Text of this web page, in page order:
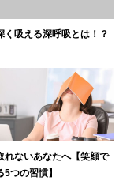
く吸える深呼吸とは！？
れないあなたへ【笑顔で
5つの習慣】